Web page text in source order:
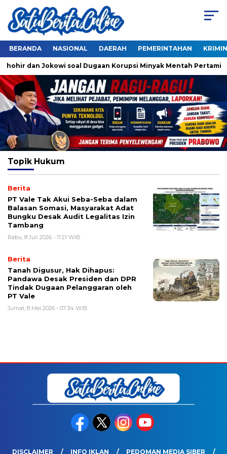
BERANDA NASIONAL DAERAH PEMERINTAHAN
dan Jokowi soal Dugaan Korupsi Minyak Mentah Pertamina
Topik Hukum
Berita
PT Vale Tak Akui Seba-Seba dalam
Balasan Somasi, Masyarakat Adat
Bungku Desak Audit Legalitas Izin
Tambang
Rabu, 8 Juli 2026 - 11:21 WIB
Berita
Tanah Digusur, Hak Dihapus:
Pandawa Desak Presiden dan DPR
Tindak Dugaan Pelanggaran oleh
PT Vale
Jumat, 8 Mei 2026 - 07:34 WIB
DISCLAIMER INFO IKLAN PEDOMAN MEDIA SIBER